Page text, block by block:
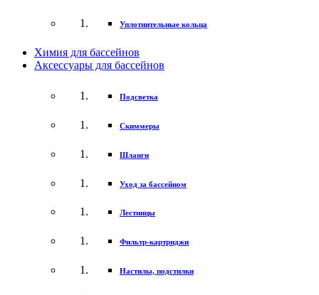
Уплотнительные кольца
Химия для бассейнов
Аксессуары для бассейнов
Подсветка
Скиммеры
Шланги
Уход за бассейном
Лестницы
Фильтр-картриджи
Настилы, подстилки